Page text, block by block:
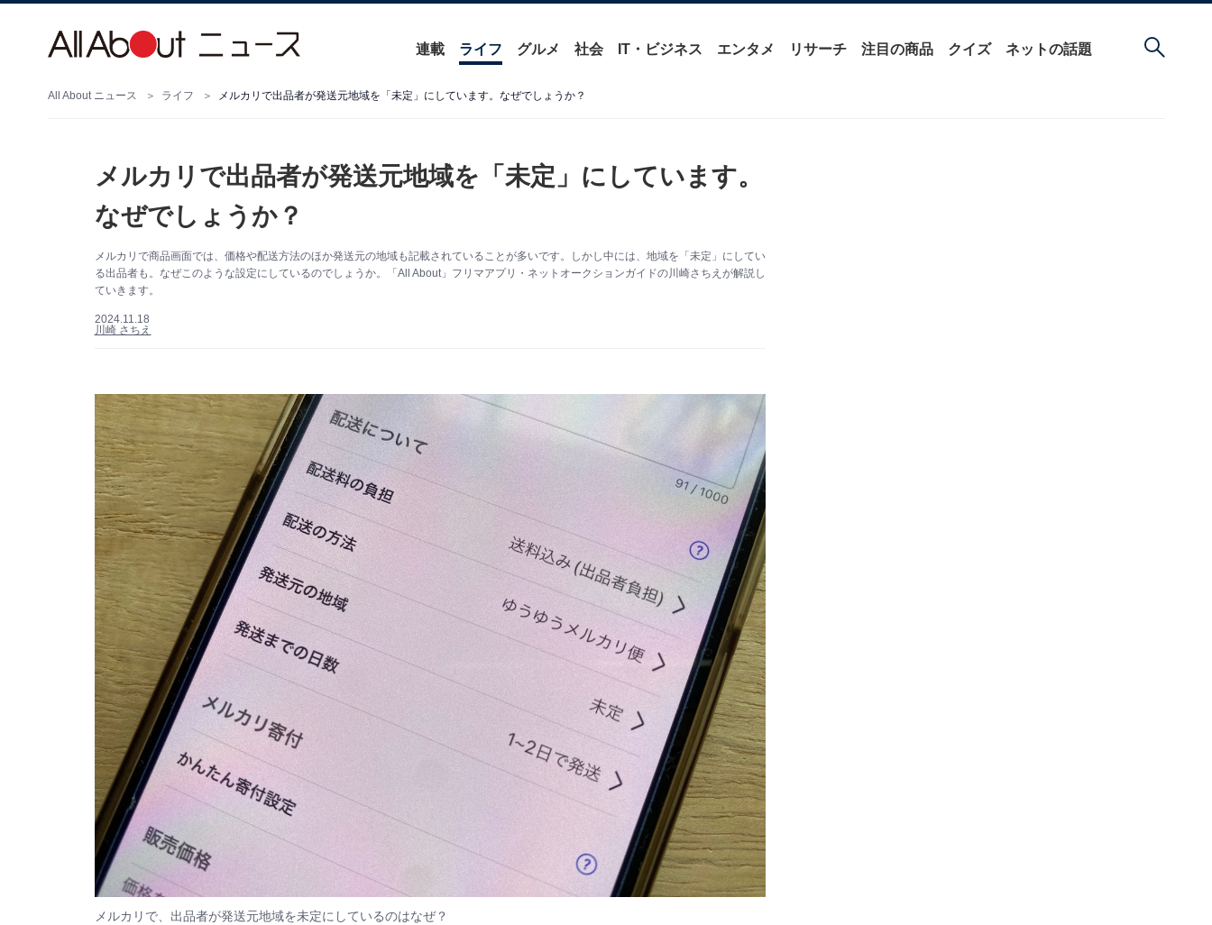
連載 ライフ グルメ 社会 IT・ビジネス エンタメ リサーチ 注目の商品 クイズ ネットの話題
All About ニュース ライフ メルカリで出品者が発送元地域を「未定」にしています。なぜでしょうか？
メルカリで出品者が発送元地域を「未定」にしています。
なぜでしょうか？
メルカリで商品画面では、価格や配送方法のほか発送元の地域も記載されていることが多いです。しかし中には、地域を「未定」にしてい
る出品者も。なぜこのような設定にしているのでしょうか。「All About」フリマアプリ・ネットオークションガイドの川崎さちえが解説し
ていきます。
2024.11.18
川崎 さちえ
メルカリで、出品者が発送元地域を未定にしているのはなぜ？